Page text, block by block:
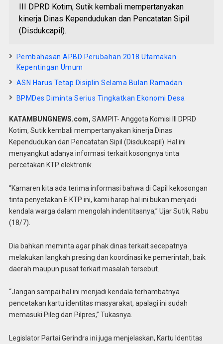
III DPRD Kotim, Sutik kembali mempertanyakan
kinerja Dinas Kependudukan dan Pencatatan Sipil
(Disdukcapil).
Pembahasan APBD Perubahan 2018 Utamakan
Kepentingan Umum
ASN Harus Tetap Disiplin Selama Bulan Ramadan
BPMDes Diminta Serius Tingkatkan Ekonomi Desa
KATAMBUNGNEWS.com, SAMPIT- Anggota Komisi III DPRD
Kotim, Sutik kembali mempertanyakan kinerja Dinas
Kependudukan dan Pencatatan Sipil (Disdukcapil). Hal ini
menyangkut adanya informasi terkait kosongnya tinta
percetakan KTP elektronik.
“Kamaren kita ada terima informasi bahwa di Capil kekosongan
tinta penyetakan E KTP ini, kami harap hal ini bukan menjadi
kendala warga dalam mengolah indentitasnya,” Ujar Sutik, Rabu
(18/7).
Dia bahkan meminta agar pihak dinas terkait secepatnya
melakukan langkah presing dan koordinasi ke pemerintah, baik
daerah maupun pusat terkait masalah tersebut.
“Jangan sampai hal ini menjadi kendala terhambatnya
pencetakan kartu identitas masyarakat, apalagi ini sudah
memasuki Pileg dan Pilpres,” Tukasnya.
Legislator Partai Gerindra ini juga menjelaskan, Kartu Identitas